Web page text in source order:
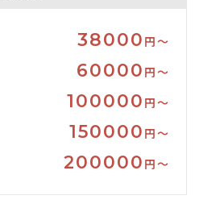
38000 円〜
60000 円〜
100000 円〜
150000 円〜
200000 円〜